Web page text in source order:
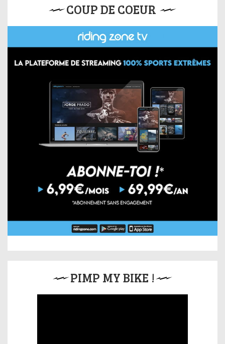
COUP DE COEUR
PIMP MY BIKE !